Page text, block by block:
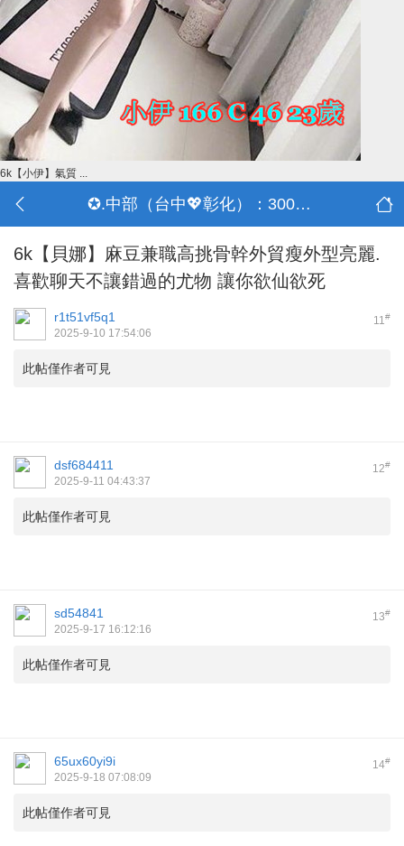
6k【小伊】氣質 ...
✪.中部（台中💖彰化）：3000-30000
6k【貝娜】麻豆兼職高挑骨幹外貿瘦外型亮麗.
喜歡聊天不讓錯過的尤物 讓你欲仙欲死
11#
r1t51vf5q1
2025-9-10 17:54:06
此帖僅作者可見
12#
dsf684411
2025-9-11 04:43:37
此帖僅作者可見
13#
sd54841
2025-9-17 16:12:16
此帖僅作者可見
14#
65ux60yi9i
2025-9-18 07:08:09
此帖僅作者可見